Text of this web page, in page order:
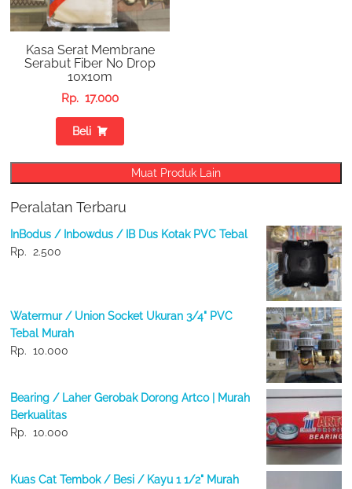
Kasa Serat Membrane
Serabut Fiber No Drop
10x10m
Rp. 17.000
Beli
Muat Produk Lain
Peralatan Terbaru
InBodus / Inbowdus / IB Dus Kotak PVC Tebal
Rp. 2.500
Watermur / Union Socket Ukuran 3/4" PVC
Tebal Murah
Rp. 10.000
Bearing / Laher Gerobak Dorong Artco | Murah
Berkualitas
Rp. 10.000
Kuas Cat Tembok / Besi / Kayu 1 1/2" Murah